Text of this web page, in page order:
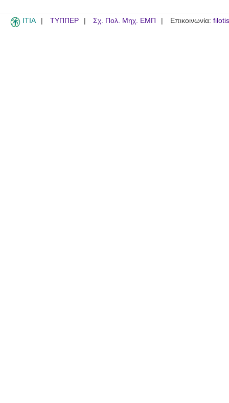
ITIA ΤΥΠΠΕΡ Σχ. Πολ. Μηχ. ΕΜΠ Επικοινωνία: